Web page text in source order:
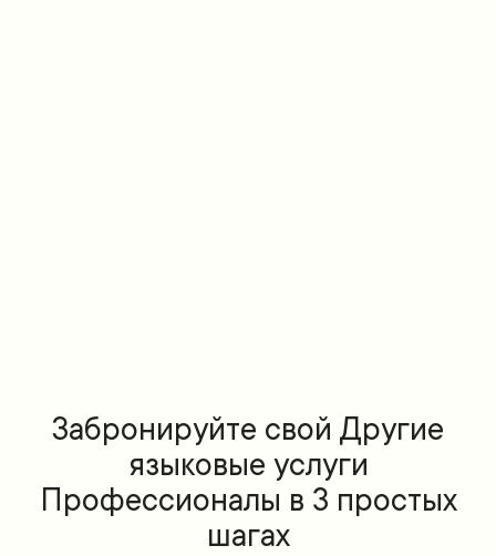
Забронируйте свой Другие
языковые услуги
Профессионалы в 3 простых
шагах